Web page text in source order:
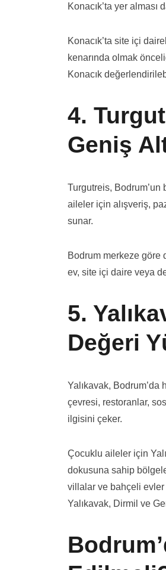
Konacık’ta yer
Konacık’ta site içi
kenarında olmak
Konacık
4.
Geniş
Turgutreis, Bodrum’un
aileler için alışveriş,
sunar.
Bodrum merkeze göre
ev, site içi daire veya
5.
Değeri
Yalıkavak, Bodrum’da
çevresi, restoranlar,
ilgisini çeker.
Çocuklu aileler için
dokusuna sahip
villalar ve bahçeli
Yalıkavak, Dirmil ve